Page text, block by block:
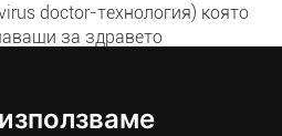
doctor-технология) която
за здравето
като (бактерии,вируси и
на охлаждане и отопление.